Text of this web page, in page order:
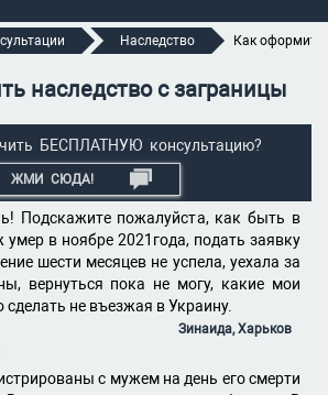
Наследство Как оформить
наследство с заграницы
БЕСПЛАТНУЮ консультацию?
ЖМИ СЮДА!
Подскажите пожалуйста, как быть в
умер в ноябре 2021года, подать заявку
шести месяцев не успела, уехала за
вернуться пока не могу, какие мои
не въезжая в Украину.
Зинаида, Харьков
с мужем на день его смерти